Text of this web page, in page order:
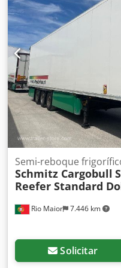
ABS, Tara: 9499 kg, Peso
Certificado DIN EN 12642
L x A): 13.410 mm x
pneu: 385/55 R22.5,
eixo: , 2º eixo: , 3º eixo: ,
anti-encasto, Eixo
travagem eletrónico
de temperatura,
pinos, Proteção anti-
de telemática. Dkodpfx
Rio Maior 7.446 km
Semi-reboque
Schmitz Cargobull
Reefer Standard
Solicitar